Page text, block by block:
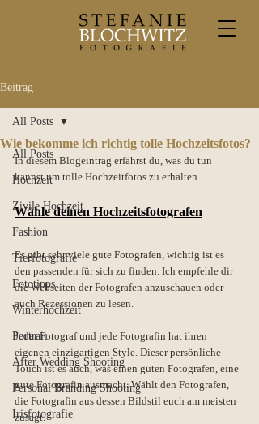
Beitrag
All Posts
Hochzeit
Zivile Hochzeit
Fashion
Tierfotografie
Fototipps
Winterhochzeit
Portrait
After Wedding Shooting
Personal Branding Shooting
Irisfotografie
All Posts
Wie bekomme ich richtig tolle Hochzeitsfotos?
In diesem Blogeintrag erfährst du, was du tun
kannst um tolle Hochzeitfotos zu erhalten.
Wähle deinen Hochzeitsfotografen
Es gibt sehr viele gute Fotografen, wichtig ist es
den passenden für sich zu finden. Ich empfehle dir
die Webseiten der Fotografen anzuschauen oder
auch Rezessionen zu lesen.
Jeder Fotograf und jede Fotografin hat ihren
eigenen einzigartigen Style. Dieser persönliche
Touch ist es auch, was einen guten Fotografen, eine
gute Fotografin ausmacht. Wählt den Fotografen,
die Fotografin aus dessen Bildstil euch am meisten
zusagt.